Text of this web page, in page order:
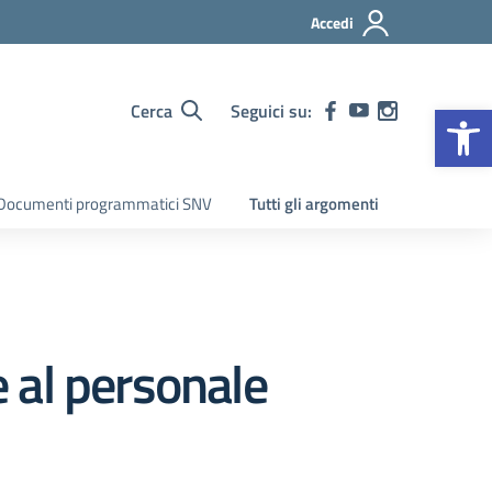
Accedi
Cerca Seguici su:
programmatici SNV Tutti gli argomenti
personale